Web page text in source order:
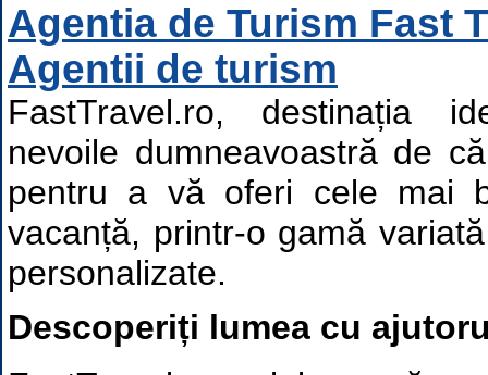
Agentia de Turism Fast
Agentii de turism
FastTravel.ro, destinația
nevoile dumneavoastră de
pentru a vă oferi cele mai
vacanță, printr-o gamă
personalizate.
Descoperiți lumea cu